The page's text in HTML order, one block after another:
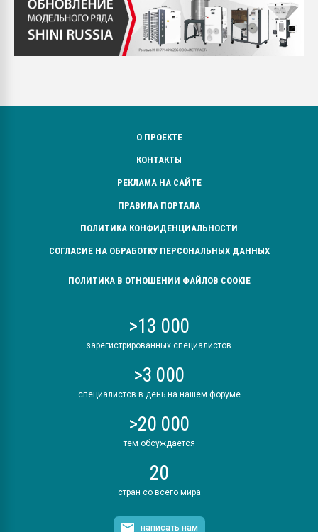
О ПРОЕКТЕ
КОНТАКТЫ
РЕКЛАМА НА САЙТЕ
ПРАВИЛА ПОРТАЛА
ПОЛИТИКА КОНФИДЕНЦИАЛЬНОСТИ
СОГЛАСИЕ НА ОБРАБОТКУ ПЕРСОНАЛЬНЫХ ДАННЫХ
ПОЛИТИКА В ОТНОШЕНИИ ФАЙЛОВ COOKIE
>13 000
зарегистрированных специалистов
>3 000
специалистов в день на нашем форуме
>20 000
тем обсуждается
20
стран со всего мира
написать нам